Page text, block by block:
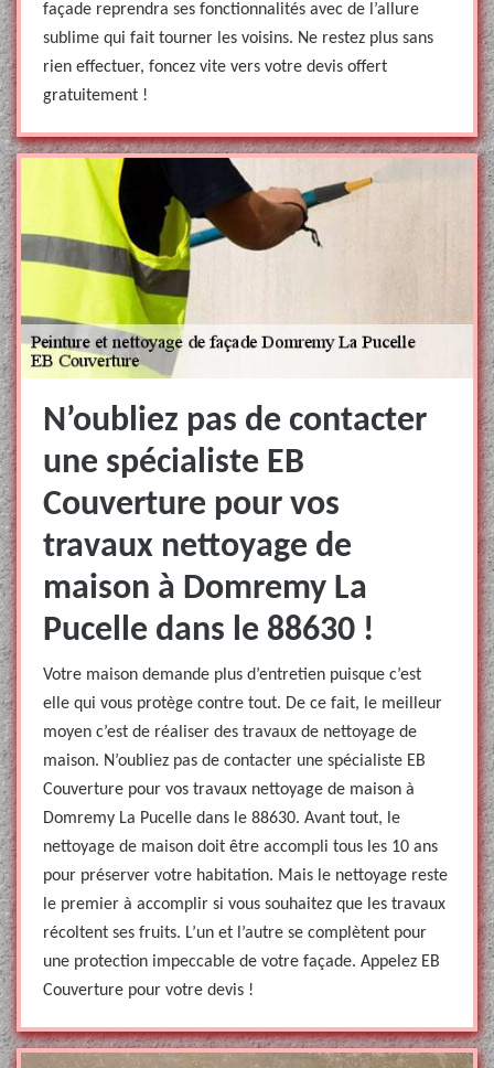
façade reprendra ses fonctionnalités avec de l’allure
sublime qui fait tourner les voisins. Ne restez plus sans
rien effectuer, foncez vite vers votre devis offert
gratuitement !
N’oubliez pas de contacter
une spécialiste EB
Couverture pour vos
travaux nettoyage de
maison à Domremy La
Pucelle dans le 88630 !
Votre maison demande plus d’entretien puisque c’est
elle qui vous protège contre tout. De ce fait, le meilleur
moyen c’est de réaliser des travaux de nettoyage de
maison. N’oubliez pas de contacter une spécialiste EB
Couverture pour vos travaux nettoyage de maison à
Domremy La Pucelle dans le 88630. Avant tout, le
nettoyage de maison doit être accompli tous les 10 ans
pour préserver votre habitation. Mais le nettoyage reste
le premier à accomplir si vous souhaitez que les travaux
récoltent ses fruits. L’un et l’autre se complètent pour
une protection impeccable de votre façade. Appelez EB
Couverture pour votre devis !